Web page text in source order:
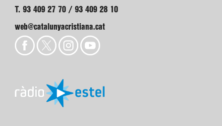
T. 93 409 27 70 / 93 409 28 10
web@catalunyacristiana.cat